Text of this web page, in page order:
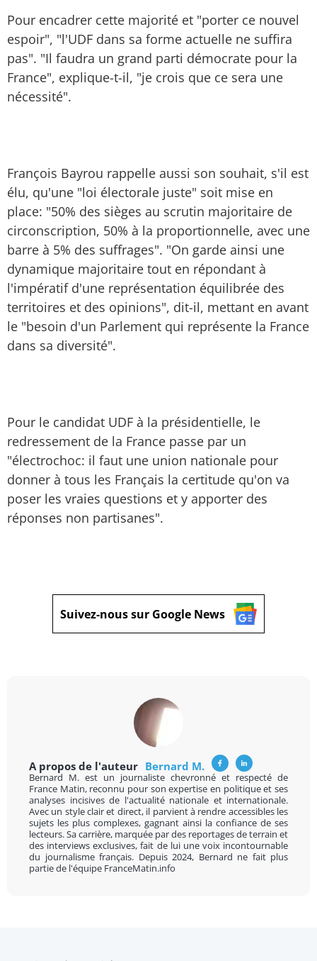
Pour encadrer cette majorité et "porter ce nouvel
espoir", "l'UDF dans sa forme actuelle ne suffira
pas". "Il faudra un grand parti démocrate pour la
France", explique-t-il, "je crois que ce sera une
nécessité".
François Bayrou rappelle aussi son souhait, s'il est
élu, qu'une "loi électorale juste" soit mise en
place: "50% des sièges au scrutin majoritaire de
circonscription, 50% à la proportionnelle, avec une
barre à 5% des suffrages". "On garde ainsi une
dynamique majoritaire tout en répondant à
l'impératif d'une représentation équilibrée des
territoires et des opinions", dit-il, mettant en avant
le "besoin d'un Parlement qui représente la France
dans sa diversité".
Pour le candidat UDF à la présidentielle, le
redressement de la France passe par un
"électrochoc: il faut une union nationale pour
donner à tous les Français la certitude qu'on va
poser les vraies questions et y apporter des
réponses non partisanes".
Suivez-nous sur Google News
A propos de l'auteur Bernard M.
Bernard M. est un journaliste chevronné et respecté de
France Matin, reconnu pour son expertise en politique et ses
analyses incisives de l'actualité nationale et internationale.
Avec un style clair et direct, il parvient à rendre accessibles les
sujets les plus complexes, gagnant ainsi la confiance de ses
lecteurs. Sa carrière, marquée par des reportages de terrain et
des interviews exclusives, fait de lui une voix incontournable
du journalisme français. Depuis 2024, Bernard ne fait plus
partie de l'équipe FranceMatin.info